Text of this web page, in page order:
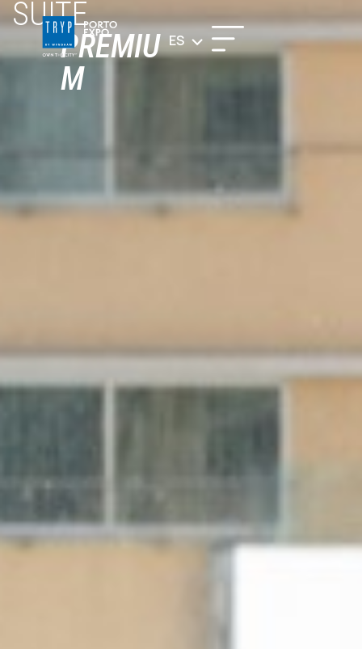
ES
SUITE
PREMIU
M